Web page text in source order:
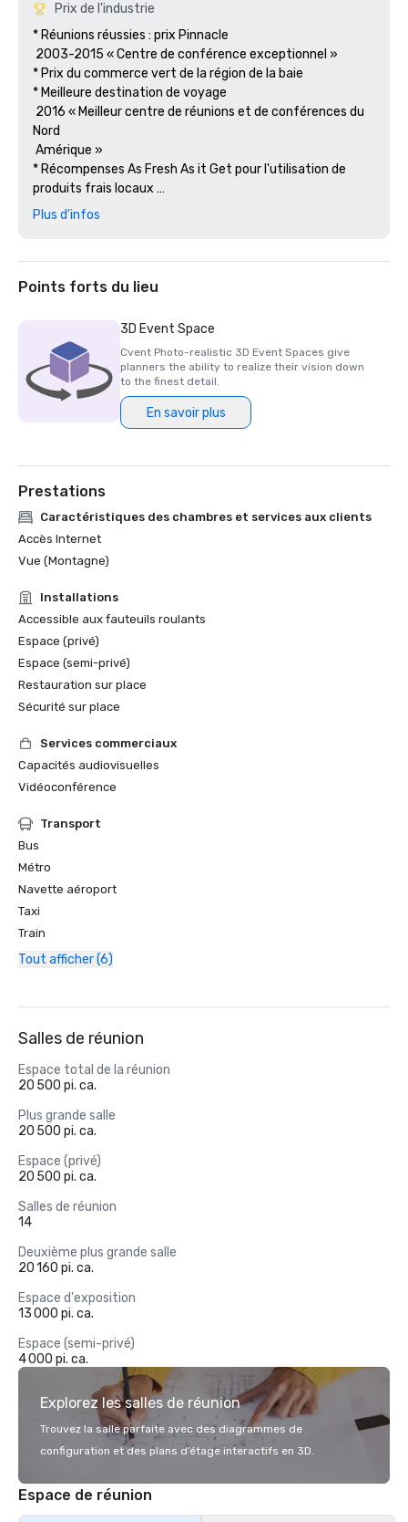
Prix de l'industrie
* Réunions réussies : prix Pinnacle
2003-2015 « Centre de conférence exceptionnel »
* Prix du commerce vert de la région de la baie
* Meilleure destination de voyage
2016 « Meilleur centre de réunions et de conférences du
Nord
Amérique »
* Récompenses As Fresh As it Get pour l'utilisation de
produits frais locaux
produits durables.
Plus d'infos
Points forts du lieu
3D Event Space
Cvent Photo-realistic 3D Event Spaces give
planners the ability to realize their vision down
to the finest detail.
En savoir plus
Prestations
Caractéristiques des chambres et services aux clients
Accès Internet
Vue (Montagne)
Installations
Accessible aux fauteuils roulants
Espace (privé)
Espace (semi-privé)
Restauration sur place
Sécurité sur place
Services commerciaux
Capacités audiovisuelles
Vidéoconférence
Transport
Bus
Métro
Navette aéroport
Taxi
Train
Tout afficher (6)
Salles de réunion
Espace total de la réunion
20 500 pi. ca.
Plus grande salle
20 500 pi. ca.
Espace (privé)
20 500 pi. ca.
Salles de réunion
14
Deuxième plus grande salle
20 160 pi. ca.
Espace d'exposition
13 000 pi. ca.
Espace (semi-privé)
4 000 pi. ca.
Explorez les salles de réunion
Trouvez la salle parfaite avec des diagrammes de
configuration et des plans d’étage interactifs en 3D.
Espace de réunion